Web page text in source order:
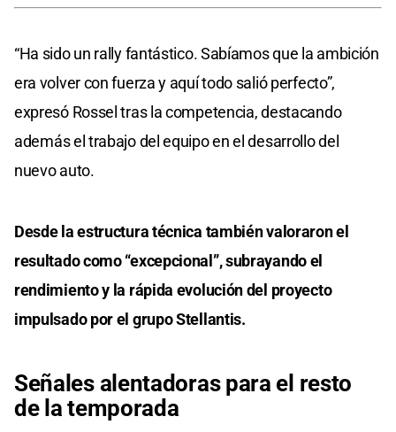
“Ha sido un rally fantástico. Sabíamos que la ambición
era volver con fuerza y aquí todo salió perfecto”,
expresó Rossel tras la competencia, destacando
además el trabajo del equipo en el desarrollo del
nuevo auto.
Desde la estructura técnica también valoraron el
resultado como “excepcional”, subrayando el
rendimiento y la rápida evolución del proyecto
impulsado por el grupo Stellantis.
Señales alentadoras para el resto
de la temporada